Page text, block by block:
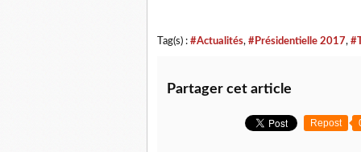
Tag(s) : #Actualités, #Présidentielle 2017,
Partager cet article
Repost